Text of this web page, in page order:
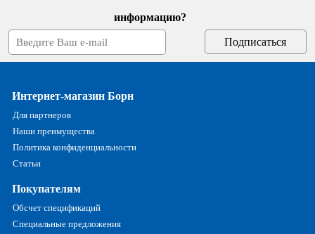
информацию?
Интернет-магазин Борн
Для партнеров
Наши преимущества
Политика конфиденциальности
Статьи
Покупателям
Обсчет спецификаций
Специальные предложения